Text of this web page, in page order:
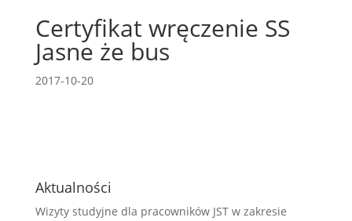
Certyfikat wręczenie SS
Jasne że bus
2017-10-20
Aktualności
Wizyty studyjne dla pracowników JST w zakresie